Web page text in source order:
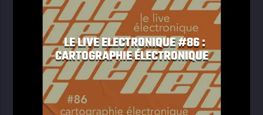
LE LIVE ELECTRONIQUE #86 :
CARTOGRAPHIE ÉLECTRONIQUE